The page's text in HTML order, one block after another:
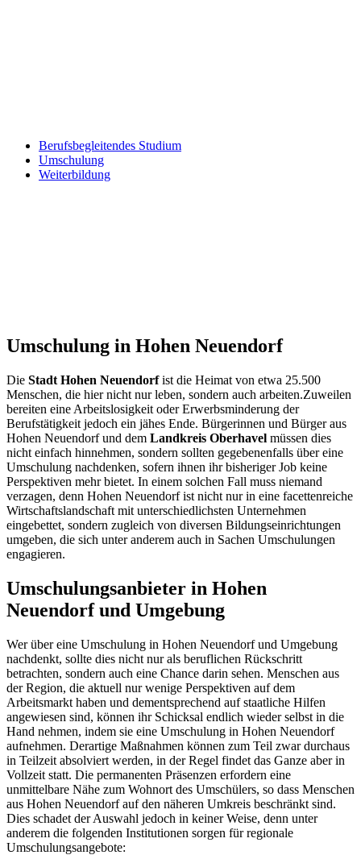
Berufsbegleitendes Studium
Umschulung
Weiterbildung
Umschulung in Hohen Neuendorf
Die Stadt Hohen Neuendorfist die Heimat von etwa 25.500
Menschen, die hier nicht nur leben, sondern auch arbeiten.Zuweilen
bereiten eine Arbeitslosigkeit oder Erwerbsminderung der
Berufstätigkeit jedoch ein jähes Ende. Bürgerinnen und Bürger aus
Hohen Neuendorf und dem Landkreis Oberhavel müssen dies
nicht einfach hinnehmen, sondern sollten gegebenenfalls über eine
Umschulung nachdenken, sofern ihnen ihr bisheriger Job keine
Perspektiven mehr bietet. In einem solchen Fall muss niemand
verzagen, denn Hohen Neuendorf ist nicht nur in eine facettenreiche
Wirtschaftslandschaft mit unterschiedlichsten Unternehmen
eingebettet, sondern zugleich von diversen Bildungseinrichtungen
umgeben, die sich unter anderem auch in Sachen Umschulungen
engagieren.
Umschulungsanbieter in Hohen
Neuendorf und Umgebung
Wer über eine Umschulung in Hohen Neuendorf und Umgebung
nachdenkt, sollte dies nicht nur als beruflichen Rückschritt
betrachten, sondern auch eine Chance darin sehen. Menschen aus
der Region, die aktuell nur wenige Perspektiven auf dem
Arbeitsmarkt haben und dementsprechend auf staatliche Hilfen
angewiesen sind, können ihr Schicksal endlich wieder selbst in die
Hand nehmen, indem sie eine Umschulung in Hohen Neuendorf
aufnehmen. Derartige Maßnahmen können zum Teil zwar durchaus
in Teilzeit absolviert werden, in der Regel findet das Ganze aber in
Vollzeit statt. Die permanenten Präsenzen erfordern eine
unmittelbare Nähe zum Wohnort des Umschülers, so dass Menschen
aus Hohen Neuendorf auf den näheren Umkreis beschränkt sind.
Dies schadet der Auswahl jedoch in keiner Weise, denn unter
anderem die folgenden Institutionen sorgen für regionale
Umschulungsangebote: